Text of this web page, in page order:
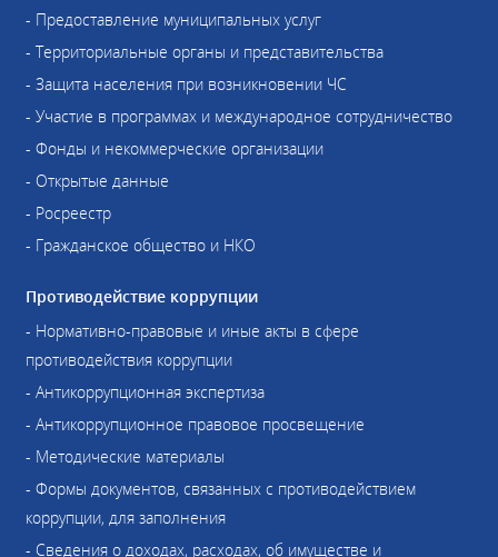
- Предоставление муниципальных услуг
- Территориальные органы и представительства
- Защита населения при возникновении ЧС
- Участие в программах и международное сотрудничество
- Фонды и некоммерческие организации
- Открытые данные
- Росреестр
- Гражданское общество и НКО
Противодействие коррупции
- Нормативно-правовые и иные акты в сфере
противодействия коррупции
- Антикоррупционная экспертиза
- Антикоррупционное правовое просвещение
- Методические материалы
- Формы документов, связанных с противодействием
коррупции, для заполнения
- Сведения о доходах, расходах, об имуществе и